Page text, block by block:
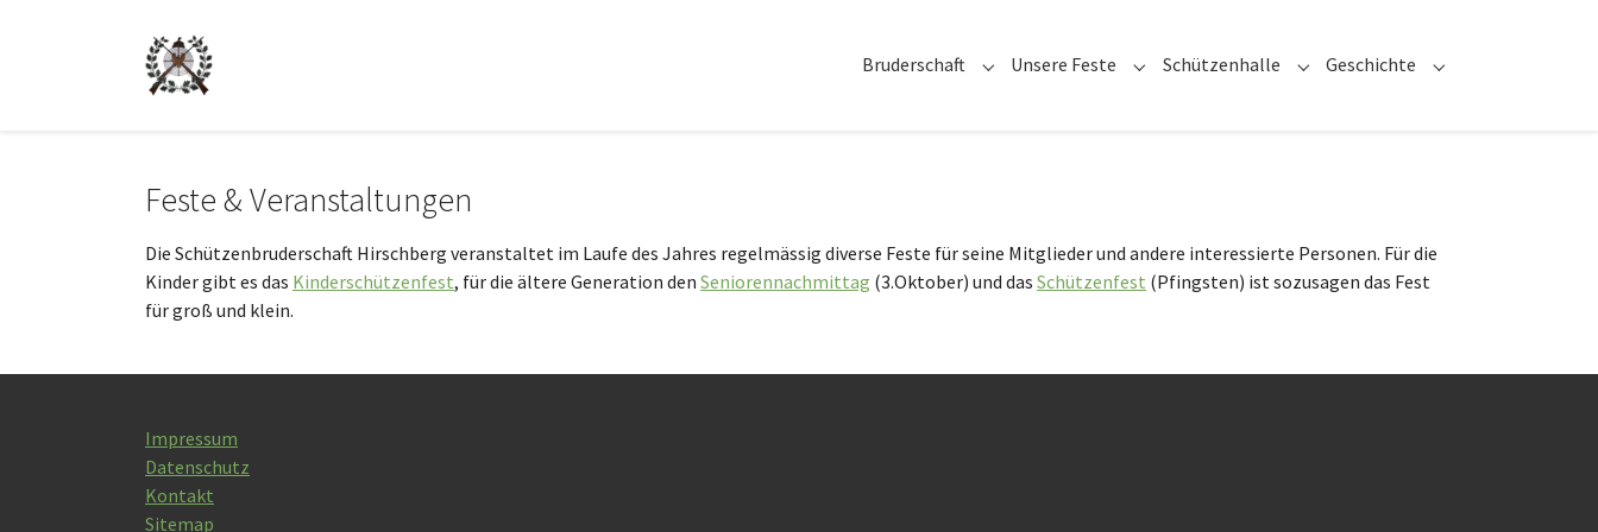
Bruderschaft Submenu for "Bruderschaft"
Unsere Feste (current)
Submenu for "Unsere Feste"
Schützenhalle Submenu for "Schützenhalle"
Geschichte Submenu for
Feste & Veranstaltungen
Die Schützenbruderschaft Hirschberg veranstaltet im Laufe des Jahres regelmässig diverse Feste für seine Mitglieder und andere interessierte Personen. Für die
Kinder gibt es das Kinderschützenfest, für die ältere Generation den Seniorennachmittag (3.Oktober) und das Schützenfest (Pfingsten) ist sozusagen das Fest
für groß und klein.
Impressum
Datenschutz
Kontakt
Sitemap